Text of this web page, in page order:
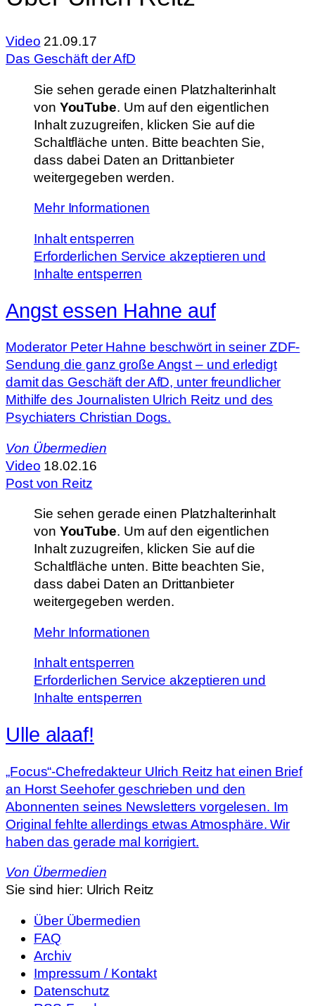
Video 21.09.17
Das Geschäft der AfD
Sie sehen gerade einen Platzhalterinhalt
von YouTube. Um auf den eigentlichen
Inhalt zuzugreifen, klicken Sie auf die
Schaltfläche unten. Bitte beachten Sie,
dass dabei Daten an Drittanbieter
weitergegeben werden.
Mehr Informationen
Inhalt entsperren
Erforderlichen Service akzeptieren und
Inhalte entsperren
Angst essen Hahne auf
Moderator Peter Hahne beschwört in seiner ZDF-
Sendung die ganz große Angst – und erledigt
damit das Geschäft der AfD, unter freundlicher
Mithilfe des Journalisten Ulrich Reitz und des
Psychiaters Christian Dogs.
Von Übermedien
Video 18.02.16
Post von Reitz
Sie sehen gerade einen Platzhalterinhalt
von YouTube. Um auf den eigentlichen
Inhalt zuzugreifen, klicken Sie auf die
Schaltfläche unten. Bitte beachten Sie,
dass dabei Daten an Drittanbieter
weitergegeben werden.
Mehr Informationen
Inhalt entsperren
Erforderlichen Service akzeptieren und
Inhalte entsperren
Ulle alaaf!
„Focus“-Chefredakteur Ulrich Reitz hat einen Brief
an Horst Seehofer geschrieben und den
Abonnenten seines Newsletters vorgelesen. Im
Original fehlte allerdings etwas Atmosphäre. Wir
haben das gerade mal korrigiert.
Von Übermedien
Sie sind hier: Ulrich Reitz
Über Übermedien
FAQ
Archiv
Impressum / Kontakt
Datenschutz